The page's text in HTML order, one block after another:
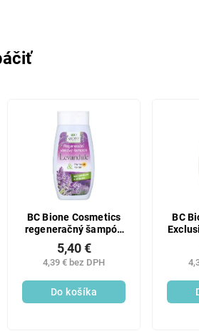
BC Bione Cosmetics
regeneračný šampón
na vlasy Levanduľa &
Panthenol a Keratín
260 ml
4,39 € bez DPH
5,40 €
Do košíka
BC